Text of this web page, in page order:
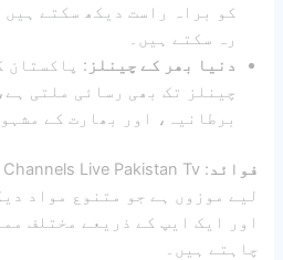
کو براہ راست دیکھ سکتے
رہ سکتے ہیں۔
دنیا بھر کے چینلز : پاکستان
چینلز تک بھی رسائی ملتی
برطانیہ، اور بھارت کے
فوائد
لیے موزوں ہے جو متنوع مواد
اور ایک ایپ کے ذریعے مختلف
چاہتے ہیں۔